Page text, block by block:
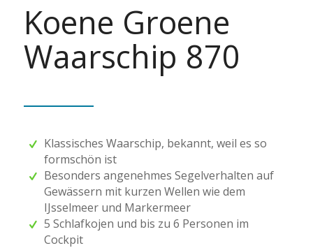
Koene Groene
Waarschip 870
Klassisches Waarschip, bekannt, weil es so
formschön ist
Besonders angenehmes Segelverhalten auf
Gewässern mit kurzen Wellen wie dem
IJsselmeer und Markermeer
5 Schlafkojen und bis zu 6 Personen im
Cockpit